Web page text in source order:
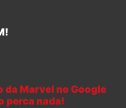
da Marvel no Google
perca nada!